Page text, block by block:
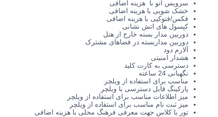
سرویس اتو باهزینه اضافی
خشک شویی با هزینه اضافی
فکس/فتوکپی باهزینه اضافی
کپسول های اتش نشانی
دوربین مدار بسته خارج از هتل
دوربین مداربسته در فضاهای مشترک
آلارم دود
هشدار امنیتی
دسترسی به کارت کلید
نگهبانی 24 ساعته
مناسب برای استفاده از ویلچر
پارکینگ قابل دسترسی با ویلچر
میز اطلاعات مناسب برای استفاده از ویلچر
میز ثبت نام مناسب برای استفاده از ویلچر
تور یا کلاس جهت معرفی فرهنگ محلی با هزینه اضافی